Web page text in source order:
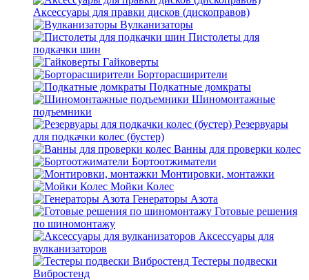
Аксессуары для правки дисков (дископравов)
Вулканизаторы
Пистолеты для
подкачки шин
Гайковерты
Борторасширители
Подкатные домкраты
Шиномонтажные
подъемники
Резервуары
для подкачки колес (бустер)
Ванны для проверки колес
Бортоотжиматели
Монтировки, монтажки
Мойки Колес
Генераторы Азота
Готовые решения
по шиномонтажу
Аксессуары для
вулканизаторов
Тестеры подвески
Вибростенд